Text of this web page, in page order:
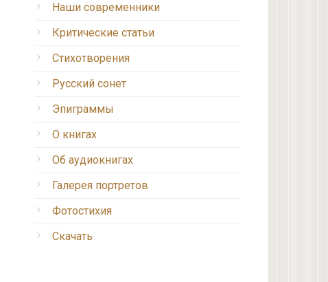
Наши современники
Критические статьи
Стихотворения
Русский сонет
Эпиграммы
О книгах
Об аудиокнигах
Галерея портретов
Фотостихия
Скачать